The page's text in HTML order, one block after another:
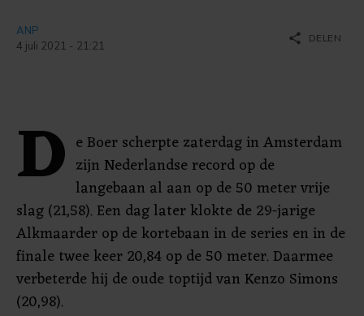
ANP
4 juli 2021 - 21:21
share DELEN
D e Boer scherpte zaterdag in Amsterdam
zijn Nederlandse record op de
langebaan al aan op de 50 meter vrije
slag (21,58). Een dag later klokte de 29-jarige
Alkmaarder op de kortebaan in de series en in de
finale twee keer 20,84 op de 50 meter. Daarmee
verbeterde hij de oude toptijd van Kenzo Simons
(20,98).